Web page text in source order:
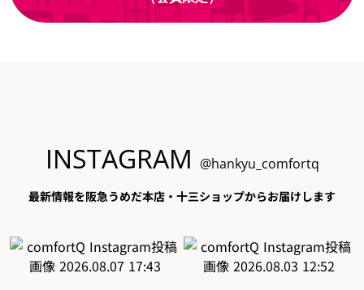
INSTAGRAM @hankyu_comfortq
最新情報を阪急うめだ本店・十三ショップからお届けします